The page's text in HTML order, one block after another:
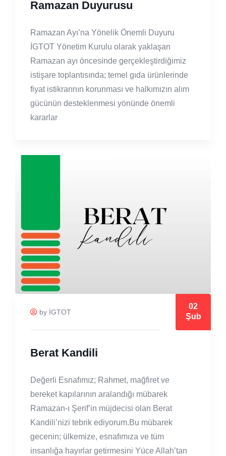
Ramazan Duyurusu
Ramazan Ayı’na Yönelik Önemli Duyuru
İGTOT Yönetim Kurulu olarak yaklaşan
Ramazan ayı öncesinde gerçekleştirdiğimiz
istişare toplantısında; temel gıda ürünlerinde
fiyat istikrarının korunması ve halkımızın alım
gücünün desteklenmesi yönünde önemli
kararlar
by İGTOT
02
Şub
Berat Kandili
Değerli Esnafımız; Rahmet, mağfiret ve
bereket kapılarının aralandığı mübarek
Ramazan-ı Şerif’in müjdecisi olan Berat
Kandili’nizi tebrik ediyorum.Bu mübarek
gecenin; ülkemize, esnafımıza ve tüm
insanlığa hayırlar getirmesini Yüce Allah’tan